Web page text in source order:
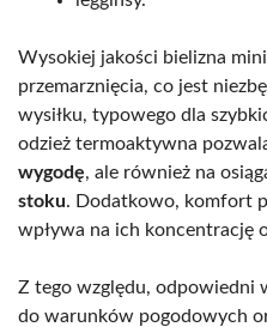
Wysokiej jakości bielizna
przemarznięcia, co jest
wysiłku, typowego dla
odzież termoaktywna
wygodę, ale również na
stoku. Dodatkowo, komfort
wpływa na ich koncentrację
Z tego względu, odpowiedni
do warunków pogodowych